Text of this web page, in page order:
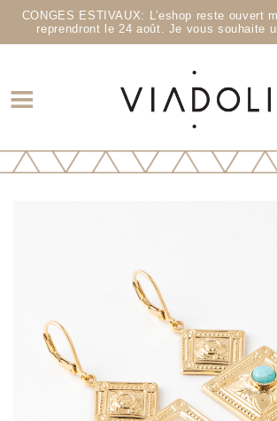
CONGES ESTIVAUX: L'eshop reste ouvert
reprendront le 24 août. Je vous souhaite